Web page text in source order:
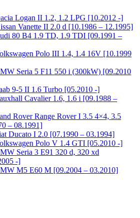
Logan II 1.2, 1.2 LPG [10.2012 -]
Vanette II 2.0 d [10.1986 – 12.1995]
80 B4 1.9 TD, 1.9 TDI [09.1991 –
Polo III 1.4, 1.4 16V [10.1999
Seria 5 F11 550 i (300kW) [09.2010
9-5 II 1.6 Turbo [05.2010 -]
Cavalier 1.6, 1.6 i [09.1988 –
Rover Range Rover I 3.5 4×4, 3.5
– 08.1991]
Ducato I 2.0 [07.1990 – 03.1994]
Polo V 1.4 GTI [05.2010 -]
Seria 3 E91 320 d, 320 xd
-]
M5 E60 M [09.2004 – 03.2010]